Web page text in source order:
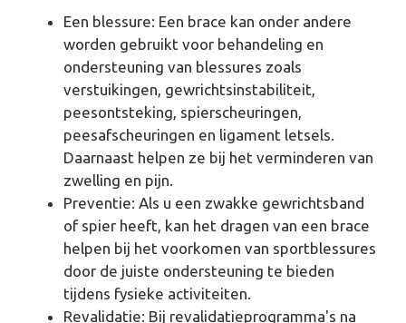
Een blessure: Een brace kan onder andere
worden gebruikt voor behandeling en
ondersteuning van blessures zoals
verstuikingen, gewrichtsinstabiliteit,
peesontsteking, spierscheuringen,
peesafscheuringen en ligament letsels.
Daarnaast helpen ze bij het verminderen van
zwelling en pijn.
Preventie: Als u een zwakke gewrichtsband
of spier heeft, kan het dragen van een brace
helpen bij het voorkomen van sportblessures
door de juiste ondersteuning te bieden
tijdens fysieke activiteiten.
Revalidatie: Bij revalidatieprogramma's na